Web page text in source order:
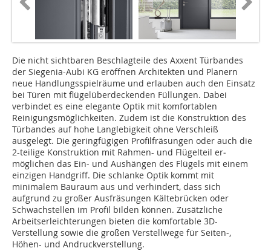
Die nicht sichtbaren Beschlagteile des Axxent Türbandes
der Siegenia-Aubi KG eröffnen Architekten und Planern
neue Handlungsspielräume und erlauben auch den Einsatz
bei Türen mit flügelüberdeckenden Füllungen. Dabei
verbindet es eine elegante ­Optik mit komfortablen
Reinigungsmöglichkeiten. Zudem ist die Konstruktion des
Türbandes auf hohe Langlebigkeit ohne Verschleiß
ausgelegt. Die geringfügigen Profilfräsungen oder auch die
2-teilige Konstruktion mit Rahmen- und Flügelteil er­
möglichen das Ein- und Aushängen des Flügels mit einem
einzigen Handgriff. Die schlanke Optik kommt mit
minimalem Bauraum aus und verhindert, dass sich
aufgrund zu großer Ausfräsungen Kältebrücken oder
Schwachstellen im Profil bilden können. Zusätzliche
Arbeitserleichterungen bieten die komfortable 3D-
Verstellung sowie die großen Verstellwege für Seiten-,
Höhen- und Andruckverstellung.